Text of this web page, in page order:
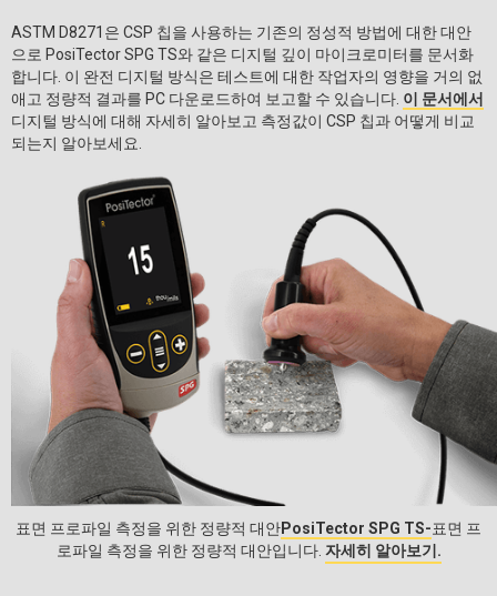
ASTM D8271은 CSP 칩을 사용하는 기존의 정성적 방법에 대한 대안
으로 PosiTector SPG TS와 같은 디지털 깊이 마이크로미터를 문서화
합니다. 이 완전 디지털 방식은 테스트에 대한 작업자의 영향을 거의 없
애고 정량적 결과를 PC 다운로드하여 보고할 수 있습니다. 이 문서에서
디지털 방식에 대해 자세히 알아보고 측정값이 CSP 칩과 어떻게 비교
되는지 알아보세요.
표면 프로파일 측정을 위한 정량적 대안PosiTector SPG TS-표면 프
로파일 측정을 위한 정량적 대안입니다. 자세히 알아보기.